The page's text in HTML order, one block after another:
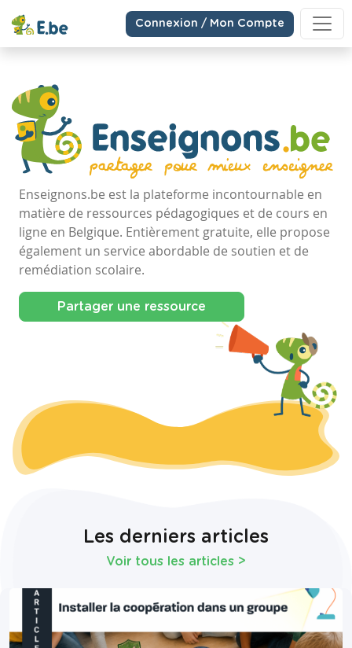
Connexion / Mon Compte
Enseignons.be est la plateforme incontournable en
matière de ressources pédagogiques et de cours en
ligne en Belgique. Entièrement gratuite, elle propose
également un service abordable de soutien et de
remédiation scolaire.
Partager une ressource
Les derniers articles
Voir tous les articles >